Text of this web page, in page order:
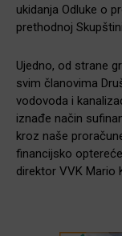
ukidanja Odluke o
prethodnoj
Ujedno, od strane
svim članovima
vodovoda i
iznađe način
kroz naše
financijsko
direktor VVK Mario